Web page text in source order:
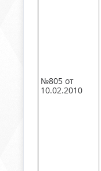
№805 от
10.02.2010